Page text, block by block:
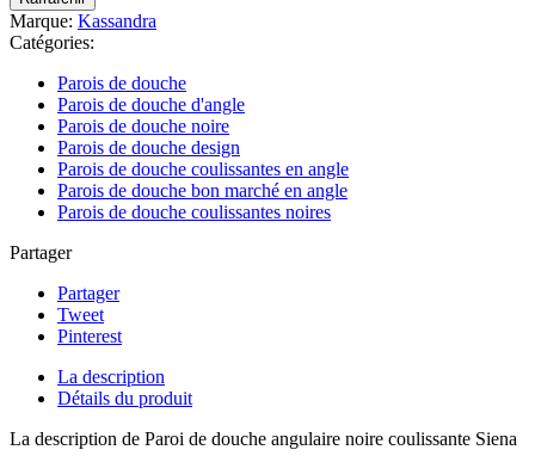
Marque: Kassandra
Catégories:
Parois de douche
Parois de douche d'angle
Parois de douche noire
Parois de douche design
Parois de douche coulissantes en angle
Parois de douche bon marché en angle
Parois de douche coulissantes noires
Partager
Partager
Tweet
Pinterest
La description
Détails du produit
La description de Paroi de douche angulaire noire coulissante Siena